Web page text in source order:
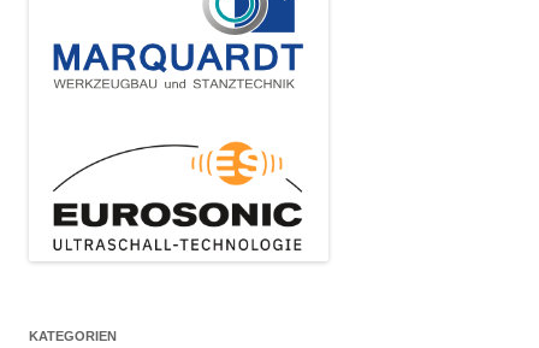
KATEGORIEN